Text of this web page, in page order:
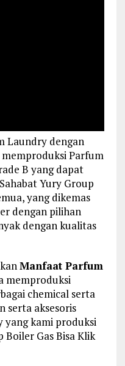
Laundry dengan
Parfum
B yang dapat
Yury Group
yang dikemas
dengan pilihan
dengan kualitas
Manfaat Parfum
memproduksi
chemical serta
serta aksesoris
yang kami produksi
Boiler Gas Bisa Klik